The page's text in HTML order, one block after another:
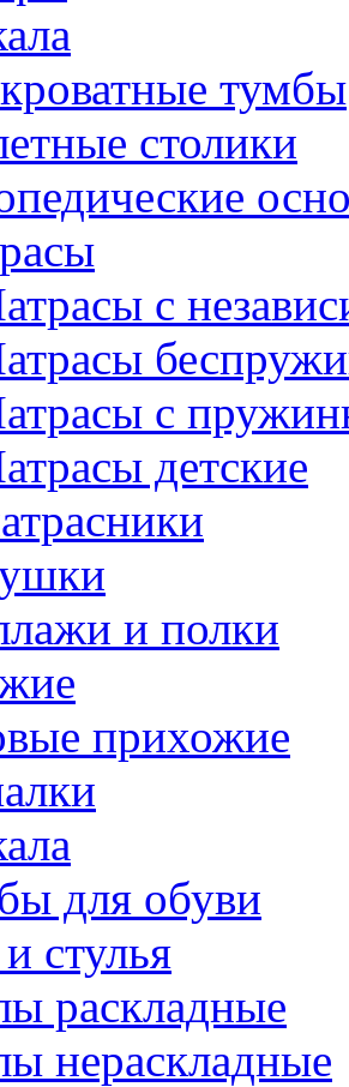
тумбы
столики
с
с
детские
и полки
прихожие
для обуви
стулья
раскладные
нераскладные